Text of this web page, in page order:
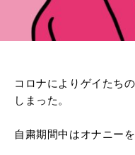
コロナによりゲイたち
しまった。
自粛期間中はオナニー